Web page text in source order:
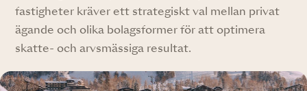
fastigheter kräver ett strategiskt val mellan privat
ägande och olika bolagsformer för att optimera
skatte- och arvsmässiga resultat.